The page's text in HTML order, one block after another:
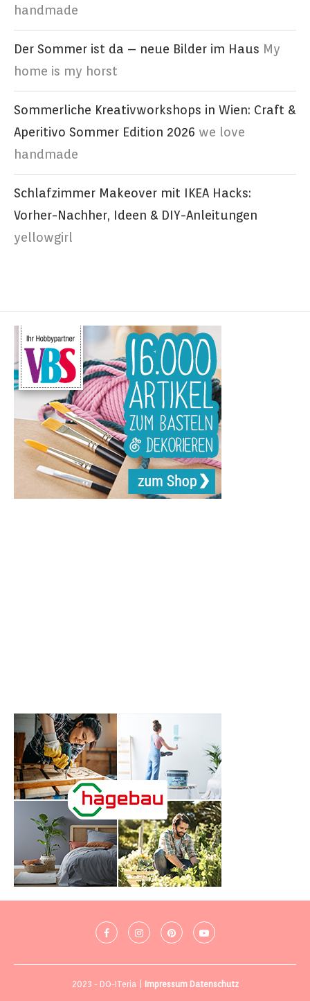
handmade
Der Sommer ist da – neue Bilder im Haus My
home is my horst
Sommerliche Kreativworkshops in Wien: Craft &
Aperitivo Sommer Edition 2026 we love
handmade
Schlafzimmer Makeover mit IKEA Hacks:
Vorher-Nachher, Ideen & DIY-Anleitungen
yellowgirl
2023 - DO-ITeria | Impressum Datenschutz